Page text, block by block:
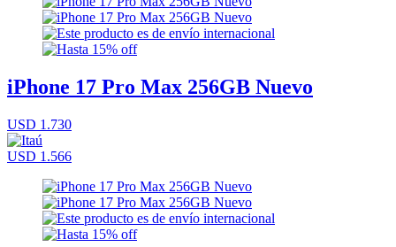
iPhone 17 Pro Max 256GB Nuevo
USD 1.730
USD 1.566